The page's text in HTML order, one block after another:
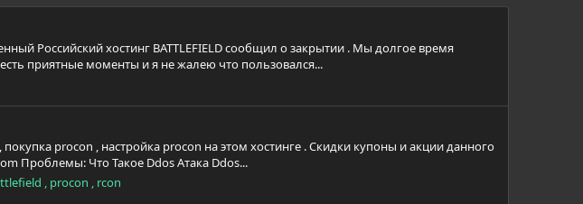
Российский хостинг BATTLEFIELD сообщил о закрытии . Мы долгое время
приятные моменты и я не жалею что пользовался...
procon , настройка procon на этом хостинге . Скидки купоны и акции данного
Проблемы: Что Такое Ddos Атака Ddos...
, procon , rcon